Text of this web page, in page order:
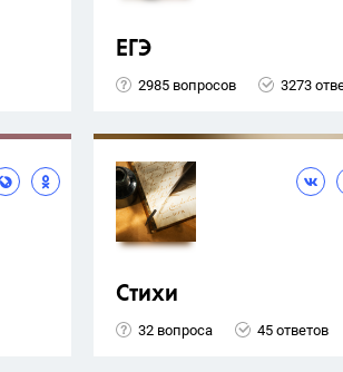
ЕГЭ
2985 вопросов 3273
Стихи
32 вопроса 45 ответов